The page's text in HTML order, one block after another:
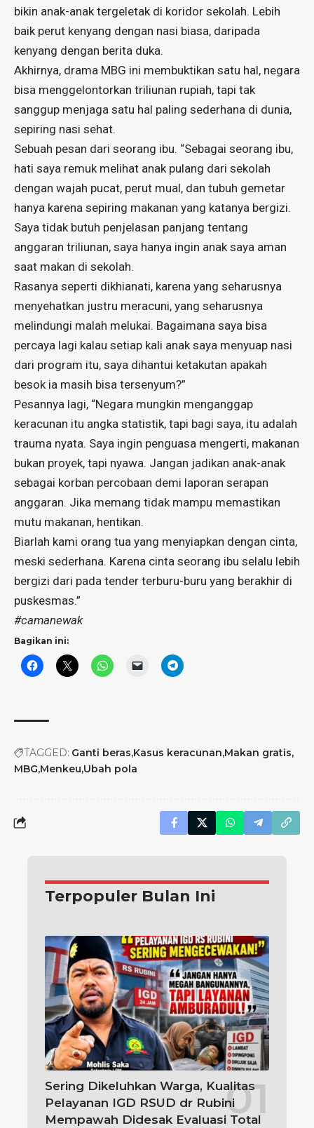
bikin anak-anak tergeletak di koridor sekolah. Lebih
baik perut kenyang dengan nasi biasa, daripada
kenyang dengan berita duka.
Akhirnya, drama MBG ini membuktikan satu hal, negara
bisa menggelontorkan triliunan rupiah, tapi tak
sanggup menjaga satu hal paling sederhana di dunia,
sepiring nasi sehat.
Sebuah pesan dari seorang ibu. “Sebagai seorang ibu,
hati saya remuk melihat anak pulang dari sekolah
dengan wajah pucat, perut mual, dan tubuh gemetar
hanya karena sepiring makanan yang katanya bergizi.
Saya tidak butuh penjelasan panjang tentang
anggaran triliunan, saya hanya ingin anak saya aman
saat makan di sekolah.
Rasanya seperti dikhianati, karena yang seharusnya
menyehatkan justru meracuni, yang seharusnya
melindungi malah melukai. Bagaimana saya bisa
percaya lagi kalau setiap kali anak saya menyuap nasi
dari program itu, saya dihantui ketakutan apakah
besok ia masih bisa tersenyum?”
Pesannya lagi, “Negara mungkin menganggap
keracunan itu angka statistik, tapi bagi saya, itu adalah
trauma nyata. Saya ingin penguasa mengerti, makanan
bukan proyek, tapi nyawa. Jangan jadikan anak-anak
sebagai korban percobaan demi laporan serapan
anggaran. Jika memang tidak mampu memastikan
mutu makanan, hentikan.
Biarlah kami orang tua yang menyiapkan dengan cinta,
meski sederhana. Karena cinta seorang ibu selalu lebih
bergizi dari pada tender terburu-buru yang berakhir di
puskesmas.”
#camanewak
Bagikan ini:
TAGGED: Ganti beras Kasus keracunan Makan gratis
MBG Menkeu Ubah pola
Terpopuler Bulan Ini
Sering Dikeluhkan Warga, Kualitas
Pelayanan IGD RSUD dr Rubini
Mempawah Didesak Evaluasi Total